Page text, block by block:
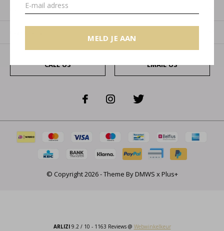
MELD JE AAN
Categorieën
CALL US EMAIL US
© Copyright2026- Theme ByDMWS xPlus+
ARLIZI9.2/ 10 - 1163 Reviews @ Webwinkelkeur